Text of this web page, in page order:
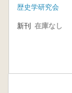
歴史学研究会
新刊 在庫なし